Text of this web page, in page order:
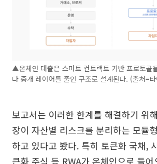
▲온체인 대출은 스마트 컨트랙트 기반 프로토콜
다 중개 레이어를 줄인 구조로 설계된다. (출처=
보고서는 이러한 한계를 해결하기 위
장이 자산별 리스크를 분리하는 모듈
하고 있다고 봤다. 특히 토큰화 국채,
큰화 주식 등 RWA가 온체인으로 들